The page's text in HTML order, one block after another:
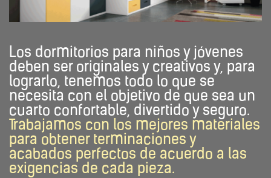
Los dormitorios para niños y jóvenes
deben ser originales y creativos y, para
lograrlo, tenemos todo lo que se
necesita con el objetivo de que sea un
cuarto confortable, divertido y seguro.
Trabajamos con los mejores materiales
para obtener terminaciones y
acabados perfectos de acuerdo a las
exigencias de cada pieza.